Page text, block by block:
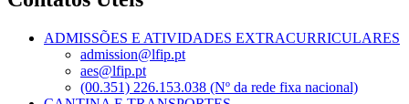
ADMISSÕES E ATIVIDADES EXTRACURRICULARES
admission@lfip.pt
aes@lfip.pt
(00.351) 226.153.038 (Nº da rede fixa nacional)